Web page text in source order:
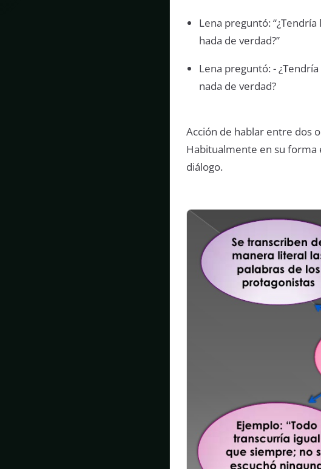
Lena preguntó:
hada de verdad?”
Lena preguntó: -
nada de verdad?
Acción de hablar entre dos
Habitualmente en su forma
diálogo.